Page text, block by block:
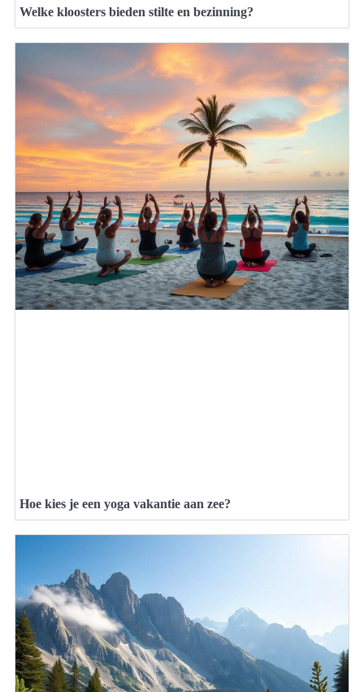
Welke kloosters bieden stilte en bezinning?
Hoe kies je een yoga vakantie aan zee?